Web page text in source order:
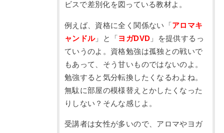
ビスで差別化を図っている教材よ。
例えば、資格に全く関係ない「 アロマキ
ャンドル」と「 ヨガDVD 」を提供するっ
ていうのよ。資格勉強は孤独との戦いで
もあって、そう甘いものではないのよ。
勉強すると気分転換したくなるわよね。
無駄に部屋の模様替えとかしたくなった
りしない？そんな感じよ。
受講者は女性が多いので、アロマやヨガ